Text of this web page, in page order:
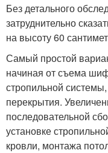
Без детального
затруднительно
на высоту 60
Самый простой
начиная от съема
стропильной
перекрытия.
последовательной
установке
кровли, монтажа